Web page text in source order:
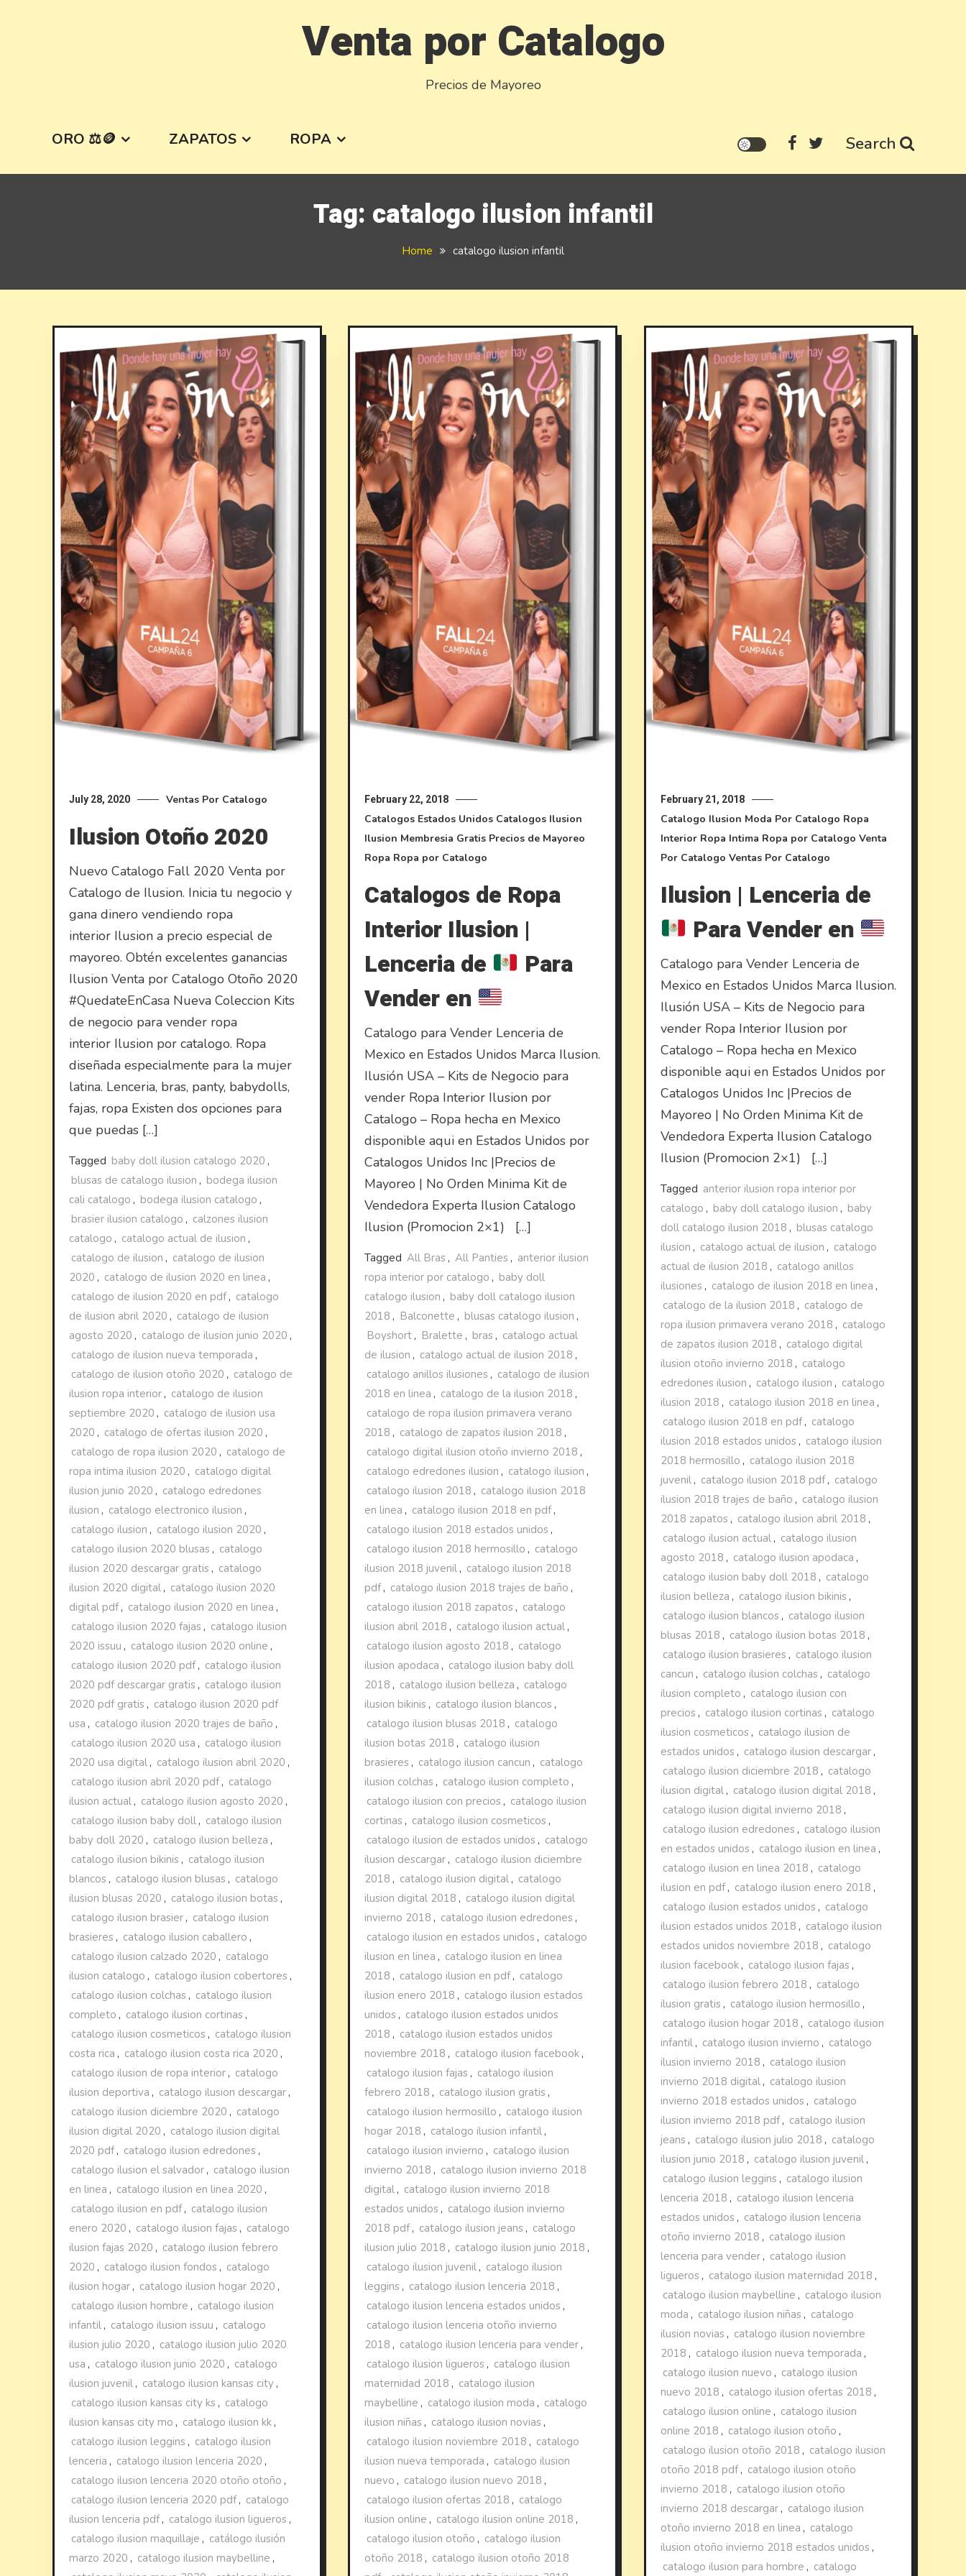
Venta por Catalogo
Precios de Mayoreo
ORO ⚖️🪙 ZAPATOS ROPA Search
Tag: catalogo ilusion infantil
Home catalogo ilusion infantil
July 28, 2020 Ventas Por Catalogo
Ilusion Otoño 2020
Nuevo Catalogo Fall 2020 Venta por
Catalogo de Ilusion. Inicia tu negocio y
gana dinero vendiendo ropa
interior Ilusion a precio especial de
mayoreo. Obtén excelentes ganancias
Ilusion Venta por Catalogo Otoño 2020
#QuedateEnCasa Nueva Coleccion Kits
de negocio para vender ropa
interior Ilusion por catalogo. Ropa
diseñada especialmente para la mujer
latina. Lenceria, bras, panty, babydolls,
fajas, ropa Existen dos opciones para
que puedas […]
Tagged baby doll ilusion catalogo 2020 ,
blusas de catalogo ilusion , bodega ilusion
cali catalogo , bodega ilusion catalogo ,
brasier ilusion catalogo , calzones ilusion
catalogo , catalogo actual de ilusion ,
catalogo de ilusion , catalogo de ilusion
2020 , catalogo de ilusion 2020 en linea ,
catalogo de ilusion 2020 en pdf, catalogo
de ilusion abril 2020 , catalogo de ilusion
agosto 2020 , catalogo de ilusion junio 2020 ,
catalogo de ilusion nueva temporada ,
catalogo de ilusion otoño 2020 , catalogo de
ilusion ropa interior , catalogo de ilusion
septiembre 2020 , catalogo de ilusion usa
2020 , catalogo de ofertas ilusion 2020 ,
catalogo de ropa ilusion 2020 , catalogo de
ropa intima ilusion 2020 , catalogo digital
ilusion junio 2020 , catalogo edredones
ilusion , catalogo electronico ilusion ,
catalogo ilusion , catalogo ilusion 2020 ,
catalogo ilusion 2020 blusas , catalogo
ilusion 2020 descargar gratis , catalogo
ilusion 2020 digital , catalogo ilusion 2020
digital pdf, catalogo ilusion 2020 en linea ,
catalogo ilusion 2020 fajas , catalogo ilusion
2020 issuu , catalogo ilusion 2020 online ,
catalogo ilusion 2020 pdf, catalogo ilusion
2020 pdf descargar gratis , catalogo ilusion
2020 pdf gratis , catalogo ilusion 2020 pdf
usa , catalogo ilusion 2020 trajes de baño ,
catalogo ilusion 2020 usa , catalogo ilusion
2020 usa digital , catalogo ilusion abril 2020 ,
catalogo ilusion abril 2020 pdf, catalogo
ilusion actual , catalogo ilusion agosto 2020 ,
catalogo ilusion baby doll , catalogo ilusion
baby doll 2020 , catalogo ilusion belleza ,
catalogo ilusion bikinis , catalogo ilusion
blancos , catalogo ilusion blusas , catalogo
ilusion blusas 2020 , catalogo ilusion botas ,
catalogo ilusion brasier , catalogo ilusion
brasieres , catalogo ilusion caballero ,
catalogo ilusion calzado 2020 , catalogo
ilusion catalogo , catalogo ilusion cobertores ,
catalogo ilusion colchas , catalogo ilusion
completo , catalogo ilusion cortinas ,
catalogo ilusion cosmeticos , catalogo ilusion
costa rica , catalogo ilusion costa rica 2020 ,
catalogo ilusion de ropa interior , catalogo
ilusion deportiva , catalogo ilusion descargar ,
catalogo ilusion diciembre 2020 , catalogo
ilusion digital 2020 , catalogo ilusion digital
2020 pdf, catalogo ilusion edredones ,
catalogo ilusion el salvador , catalogo ilusion
en linea , catalogo ilusion en linea 2020 ,
catalogo ilusion en pdf, catalogo ilusion
enero 2020 , catalogo ilusion fajas , catalogo
ilusion fajas 2020 , catalogo ilusion febrero
2020 , catalogo ilusion fondos , catalogo
ilusion hogar , catalogo ilusion hogar 2020 ,
catalogo ilusion hombre , catalogo ilusion
infantil , catalogo ilusion issuu , catalogo
ilusion julio 2020 , catalogo ilusion julio 2020
usa , catalogo ilusion junio 2020 , catalogo
ilusion juvenil , catalogo ilusion kansas city ,
catalogo ilusion kansas city ks , catalogo
ilusion kansas city mo , catalogo ilusion kk ,
catalogo ilusion leggins , catalogo ilusion
lenceria , catalogo ilusion lenceria 2020 ,
catalogo ilusion lenceria 2020 otoño otoño ,
catalogo ilusion lenceria 2020 pdf, catalogo
ilusion lenceria pdf, catalogo ilusion ligueros ,
catalogo ilusion maquillaje , catálogo ilusión
marzo 2020 , catalogo ilusion maybelline ,
February 22, 2018
Catalogos Estados Unidos Catalogos Ilusion
Ilusion Membresia Gratis Precios de Mayoreo
Ropa Ropa por Catalogo
Catalogos de Ropa
Interior Ilusion |
Lenceria de
Para
Vender en
Catalogo para Vender Lenceria de
Mexico en Estados Unidos Marca Ilusion.
Ilusión USA – Kits de Negocio para
vender Ropa Interior Ilusion por
Catalogo – Ropa hecha en Mexico
disponible aqui en Estados Unidos por
Catalogos Unidos Inc |Precios de
Mayoreo | No Orden Minima Kit de
Vendedora Experta Ilusion Catalogo
Ilusion (Promocion 2×1) […]
Tagged All Bras , All Panties , anterior ilusion
ropa interior por catalogo , baby doll
catalogo ilusion , baby doll catalogo ilusion
2018 , Balconette , blusas catalogo ilusion ,
Boyshort , Bralette , bras , catalogo actual
de ilusion , catalogo actual de ilusion 2018 ,
catalogo anillos ilusiones , catalogo de ilusion
2018 en linea , catalogo de la ilusion 2018 ,
catalogo de ropa ilusion primavera verano
2018 , catalogo de zapatos ilusion 2018 ,
catalogo digital ilusion otoño invierno 2018 ,
catalogo edredones ilusion , catalogo ilusion ,
catalogo ilusion 2018 , catalogo ilusion 2018
en linea , catalogo ilusion 2018 en pdf,
catalogo ilusion 2018 estados unidos ,
catalogo ilusion 2018 hermosillo , catalogo
ilusion 2018 juvenil , catalogo ilusion 2018
pdf, catalogo ilusion 2018 trajes de baño ,
catalogo ilusion 2018 zapatos , catalogo
ilusion abril 2018 , catalogo ilusion actual ,
catalogo ilusion agosto 2018 , catalogo
ilusion apodaca , catalogo ilusion baby doll
2018 , catalogo ilusion belleza , catalogo
ilusion bikinis , catalogo ilusion blancos ,
catalogo ilusion blusas 2018 , catalogo
ilusion botas 2018 , catalogo ilusion
brasieres , catalogo ilusion cancun , catalogo
ilusion colchas , catalogo ilusion completo ,
catalogo ilusion con precios , catalogo ilusion
cortinas , catalogo ilusion cosmeticos ,
catalogo ilusion de estados unidos , catalogo
ilusion descargar , catalogo ilusion diciembre
2018 , catalogo ilusion digital , catalogo
ilusion digital 2018 , catalogo ilusion digital
invierno 2018 , catalogo ilusion edredones ,
catalogo ilusion en estados unidos , catalogo
ilusion en linea , catalogo ilusion en linea
2018 , catalogo ilusion en pdf, catalogo
ilusion enero 2018 , catalogo ilusion estados
unidos , catalogo ilusion estados unidos
2018 , catalogo ilusion estados unidos
noviembre 2018 , catalogo ilusion facebook ,
catalogo ilusion fajas , catalogo ilusion
febrero 2018 , catalogo ilusion gratis ,
catalogo ilusion hermosillo , catalogo ilusion
hogar 2018 , catalogo ilusion infantil ,
catalogo ilusion invierno , catalogo ilusion
invierno 2018 , catalogo ilusion invierno 2018
digital , catalogo ilusion invierno 2018
estados unidos , catalogo ilusion invierno
2018 pdf, catalogo ilusion jeans , catalogo
ilusion julio 2018 , catalogo ilusion junio 2018 ,
catalogo ilusion juvenil , catalogo ilusion
leggins , catalogo ilusion lenceria 2018 ,
catalogo ilusion lenceria estados unidos ,
catalogo ilusion lenceria otoño invierno
2018 , catalogo ilusion lenceria para vender ,
catalogo ilusion ligueros , catalogo ilusion
maternidad 2018 , catalogo ilusion
maybelline , catalogo ilusion moda , catalogo
ilusion niñas , catalogo ilusion novias ,
catalogo ilusion noviembre 2018 , catalogo
ilusion nueva temporada , catalogo ilusion
nuevo , catalogo ilusion nuevo 2018 ,
catalogo ilusion ofertas 2018 , catalogo
ilusion online , catalogo ilusion online 2018 ,
catalogo ilusion otoño , catalogo ilusion
otoño 2018 , catalogo ilusion otoño 2018
February 21, 2018
Catalogo Ilusion Moda Por Catalogo Ropa
Interior Ropa Intima Ropa por Catalogo Venta
Por Catalogo Ventas Por Catalogo
Ilusion | Lenceria de
Para Vender en
Catalogo para Vender Lenceria de
Mexico en Estados Unidos Marca Ilusion.
Ilusión USA – Kits de Negocio para
vender Ropa Interior Ilusion por
Catalogo – Ropa hecha en Mexico
disponible aqui en Estados Unidos por
Catalogos Unidos Inc |Precios de
Mayoreo | No Orden Minima Kit de
Vendedora Experta Ilusion Catalogo
Ilusion (Promocion 2×1) […]
Tagged anterior ilusion ropa interior por
catalogo , baby doll catalogo ilusion , baby
doll catalogo ilusion 2018 , blusas catalogo
ilusion , catalogo actual de ilusion , catalogo
actual de ilusion 2018 , catalogo anillos
ilusiones , catalogo de ilusion 2018 en linea ,
catalogo de la ilusion 2018 , catalogo de
ropa ilusion primavera verano 2018 , catalogo
de zapatos ilusion 2018 , catalogo digital
ilusion otoño invierno 2018 , catalogo
edredones ilusion , catalogo ilusion , catalogo
ilusion 2018 , catalogo ilusion 2018 en linea ,
catalogo ilusion 2018 en pdf, catalogo
ilusion 2018 estados unidos , catalogo ilusion
2018 hermosillo , catalogo ilusion 2018
juvenil , catalogo ilusion 2018 pdf, catalogo
ilusion 2018 trajes de baño , catalogo ilusion
2018 zapatos , catalogo ilusion abril 2018 ,
catalogo ilusion actual , catalogo ilusion
agosto 2018 , catalogo ilusion apodaca ,
catalogo ilusion baby doll 2018 , catalogo
ilusion belleza , catalogo ilusion bikinis ,
catalogo ilusion blancos , catalogo ilusion
blusas 2018 , catalogo ilusion botas 2018 ,
catalogo ilusion brasieres , catalogo ilusion
cancun , catalogo ilusion colchas , catalogo
ilusion completo , catalogo ilusion con
precios , catalogo ilusion cortinas , catalogo
ilusion cosmeticos , catalogo ilusion de
estados unidos , catalogo ilusion descargar ,
catalogo ilusion diciembre 2018 , catalogo
ilusion digital , catalogo ilusion digital 2018 ,
catalogo ilusion digital invierno 2018 ,
catalogo ilusion edredones , catalogo ilusion
en estados unidos , catalogo ilusion en linea ,
catalogo ilusion en linea 2018 , catalogo
ilusion en pdf, catalogo ilusion enero 2018 ,
catalogo ilusion estados unidos , catalogo
ilusion estados unidos 2018 , catalogo ilusion
estados unidos noviembre 2018 , catalogo
ilusion facebook , catalogo ilusion fajas ,
catalogo ilusion febrero 2018 , catalogo
ilusion gratis , catalogo ilusion hermosillo ,
catalogo ilusion hogar 2018 , catalogo ilusion
infantil , catalogo ilusion invierno , catalogo
ilusion invierno 2018 , catalogo ilusion
invierno 2018 digital , catalogo ilusion
invierno 2018 estados unidos , catalogo
ilusion invierno 2018 pdf, catalogo ilusion
jeans , catalogo ilusion julio 2018 , catalogo
ilusion junio 2018 , catalogo ilusion juvenil ,
catalogo ilusion leggins , catalogo ilusion
lenceria 2018 , catalogo ilusion lenceria
estados unidos , catalogo ilusion lenceria
otoño invierno 2018 , catalogo ilusion
lenceria para vender , catalogo ilusion
ligueros , catalogo ilusion maternidad 2018 ,
catalogo ilusion maybelline , catalogo ilusion
moda , catalogo ilusion niñas , catalogo
ilusion novias , catalogo ilusion noviembre
2018 , catalogo ilusion nueva temporada ,
catalogo ilusion nuevo , catalogo ilusion
nuevo 2018 , catalogo ilusion ofertas 2018 ,
catalogo ilusion online , catalogo ilusion
online 2018 , catalogo ilusion otoño ,
catalogo ilusion otoño 2018 , catalogo ilusion
otoño 2018 pdf, catalogo ilusion otoño
invierno 2018 , catalogo ilusion otoño
invierno 2018 descargar , catalogo ilusion
otoño invierno 2018 en linea , catalogo
ilusion otoño invierno 2018 estados unidos ,
catalogo ilusion para hombre , catalogo